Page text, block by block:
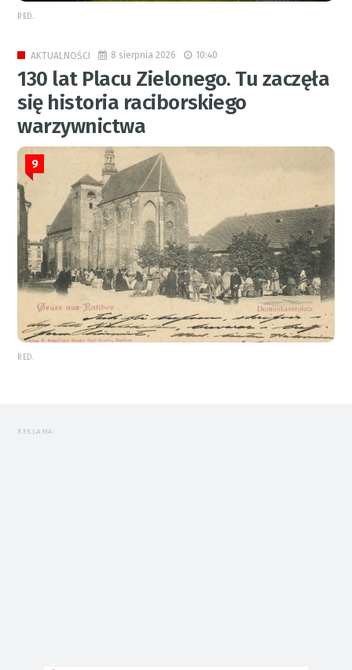
RED.
AKTUALNOŚCI 8 sierpnia 2026 10:40
130 lat Placu Zielonego. Tu zaczęła
się historia raciborskiego
warzywnictwa
9
RED.
REKLAMA